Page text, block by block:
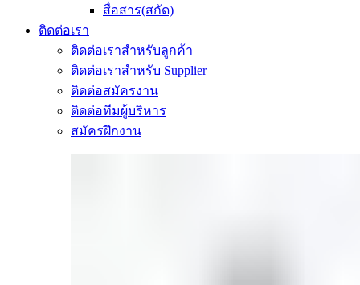
สื่อสาร(สกัด)
ติดต่อเรา
ติดต่อเราสำหรับลูกค้า
ติดต่อเราสำหรับ Supplier
ติดต่อสมัครงาน
ติดต่อทีมผู้บริหาร
สมัครฝึกงาน